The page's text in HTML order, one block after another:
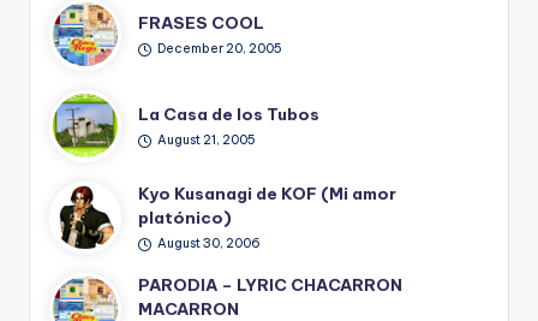
FRASES COOL
December 20, 2005
La Casa de los Tubos
August 21, 2005
Kyo Kusanagi de KOF (Mi amor
platónico)
August 30, 2006
PARODIA – LYRIC CHACARRON
MACARRON